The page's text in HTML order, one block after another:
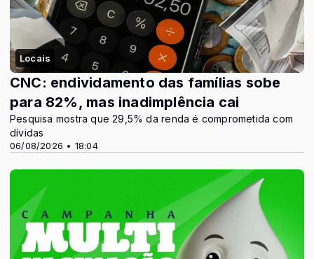
Locais
06/08/2026 • 18:04
CNC: endividamento das famílias sobe
para 82%, mas inadimplência cai
Pesquisa mostra que 29,5% da renda é comprometida com
dívidas